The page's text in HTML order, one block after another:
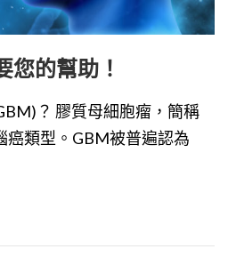
您的幫助！
？ 膠質母細胞瘤，簡稱
癌類型。GBM被普遍認為